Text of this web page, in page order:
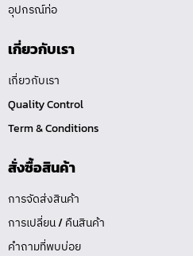
อุปกรณ์ท่อ
เกี่ยวกับเรา
เกี่ยวกับเรา
Quality Control
Term & Conditions
สั่งซื้อสินค้า
การจัดส่งสินค้า
การเปลี่ยน / คืนสินค้า
คำถามที่พบบ่อย